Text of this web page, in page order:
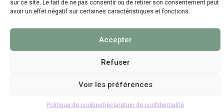
sur ce site. Le fait de ne pas consentir ou de retirer son consentement peut
avoir un effet négatif sur certaines caractéristiques et fonctions.
Accepter
Refuser
Voir les préférences
Politique de cookies Déclaration de confidentialité